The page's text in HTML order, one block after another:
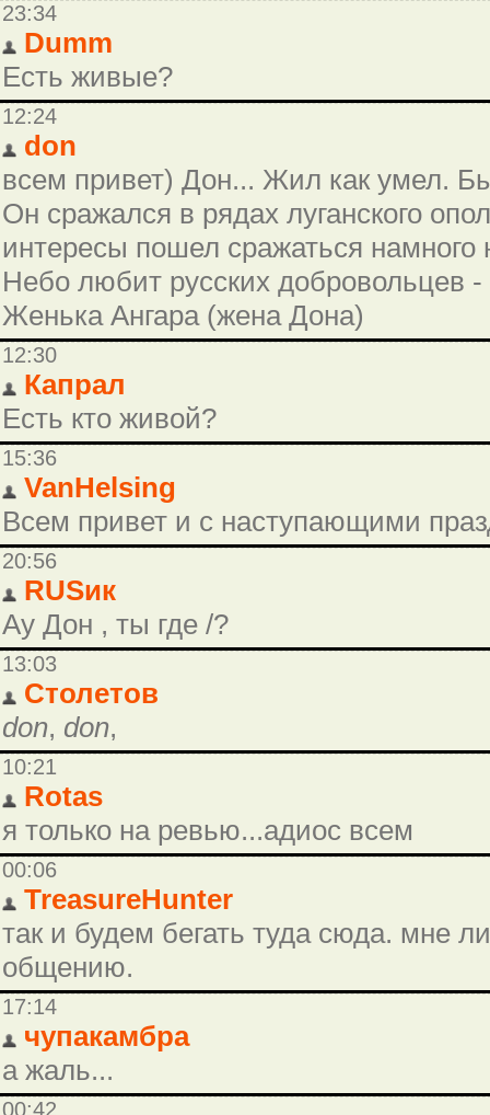
23:34
Dumm
Есть живые?
12:24
don
всем привет) Дон... Жил как умел.
Он сражался в рядах луганского
интересы пошел сражаться
Небо любит русских добровольцев
Женька Ангара (жена Дона)
12:30
Капрал
Есть кто живой?
15:36
VanHelsing
Всем привет и с наступающими
20:56
RUSик
Ау Дон , ты где /?
13:03
Столетов
don, don,
10:21
Rotas
я только на ревью...адиос всем
00:06
TreasureHunter
так и будем бегать туда сюда. мне
общению.
17:14
чупакамбра
а жаль...
00:42